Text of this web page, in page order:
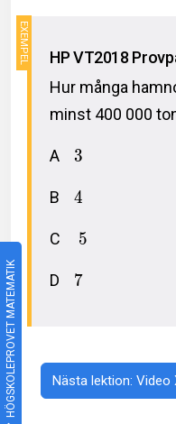
HÖGSKOLEPROVET MATEMATIK
HP VT2018
Hur många
minst 400 000
A 3
B 4
C 5
D 7
Nästa lektion: Video